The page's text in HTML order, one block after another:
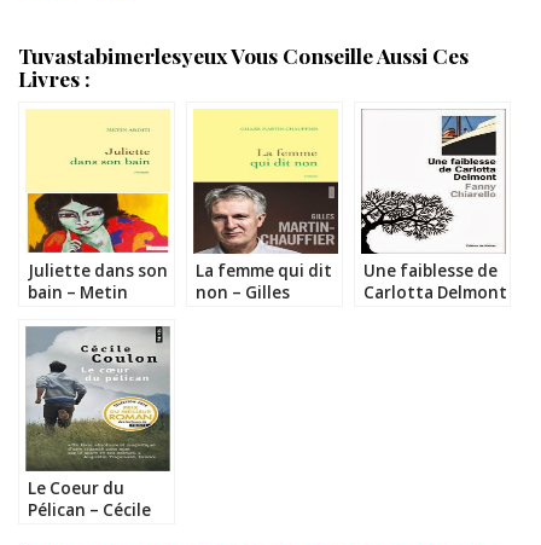
Tuvastabimerlesyeux Vous Conseille Aussi Ces
Livres :
Juliette dans son
bain – Metin
La femme qui dit
non – Gilles
Une faiblesse de
Carlotta Delmont
Le Coeur du
Pélican – Cécile